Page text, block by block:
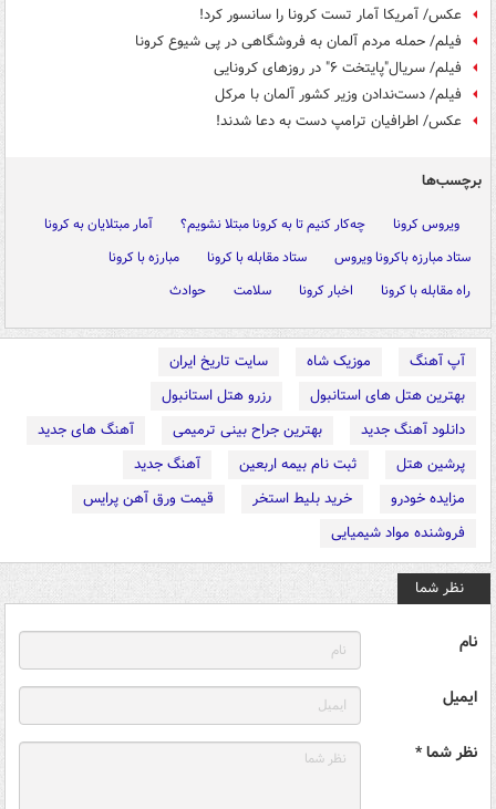
عکس/ آمریکا آمار تست کرونا را سانسور کرد!
فیلم/ حمله مردم آلمان به فروشگاهی در پی شیوع کرونا
فیلم/ سریال"پایتخت ۶" در روزهای کرونایی
فیلم/ دست‌ندادن وزیر کشور آلمان با مرکل
عکس/ اطرافیان ترامپ دست به دعا شدند!
برچسب‌ها
ویروس کرونا چه‌کار کنیم تا به کرونا مبتلا نشویم؟
آمار مبتلایان به کرونا
ستاد مبارزه باکرونا ویروس
ستاد مقابله با کرونا
مبارزه با کرونا
راه مقابله با کرونا
اخبار کرونا سلامت حوادث
آپ آهنگ موزیک شاه
سایت تاریخ ایران
بهترین هتل های استانبول
رزرو هتل استانبول
دانلود آهنگ جدید
بهترین جراح بینی ترمیمی
آهنگ های جدید
پرشین هتل
ثبت نام بیمه اربعین
آهنگ جدید
مزایده خودرو
خرید بلیط استخر
قیمت ورق آهن پرایس
فروشنده مواد شیمیایی
نظر شما
نام
ایمیل
نظر شما *